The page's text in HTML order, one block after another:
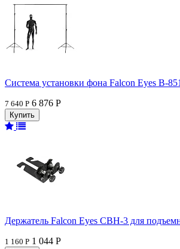
Система установки фона Falcon Eyes В-
7 640 Р 6 876 Р
Держатель Falcon Eyes CBH-3 для
1 160 Р 1 044 Р